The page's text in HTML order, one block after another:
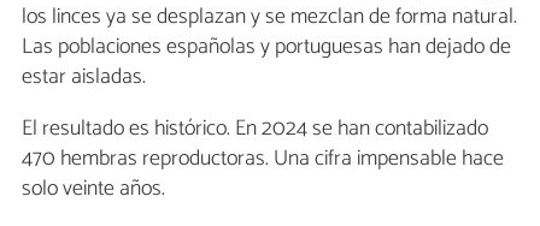
los linces ya se desplazan y se mezclan de forma natural.
Las poblaciones españolas y portuguesas han dejado de
estar aisladas.
El resultado es histórico. En 2024 se han contabilizado
470 hembras reproductoras. Una cifra impensable hace
solo veinte años.